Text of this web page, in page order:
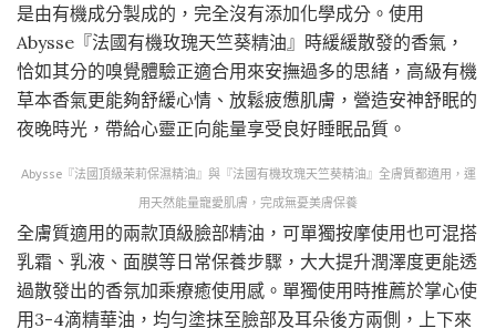
是由有機成分製成的，完全沒有添加化學成分。使用
Abysse『法國有機玫瑰天竺葵精油』時緩緩散發的香氣，
恰如其分的嗅覺體驗正適合用來安撫過多的思緒，高級有機
草本香氣更能夠舒緩心情、放鬆疲憊肌膚，營造安神舒眠的
夜晚時光，帶給心靈正向能量享受良好睡眠品質。
Abysse『法國頂級茉莉保濕精油』與『法國有機玫瑰天竺葵精油』全膚質都適用，運
用天然能量寵愛肌膚，完成無憂美膚保養
全膚質適用的兩款頂級臉部精油，可單獨按摩使用也可混搭
乳霜、乳液、面膜等日常保養步驟，大大提升潤澤度更能透
過散發出的香氛加乘療癒使用感。單獨使用時推薦於掌心使
用3-4滴精華油，均勻塗抹至臉部及耳朵後方兩側，上下來